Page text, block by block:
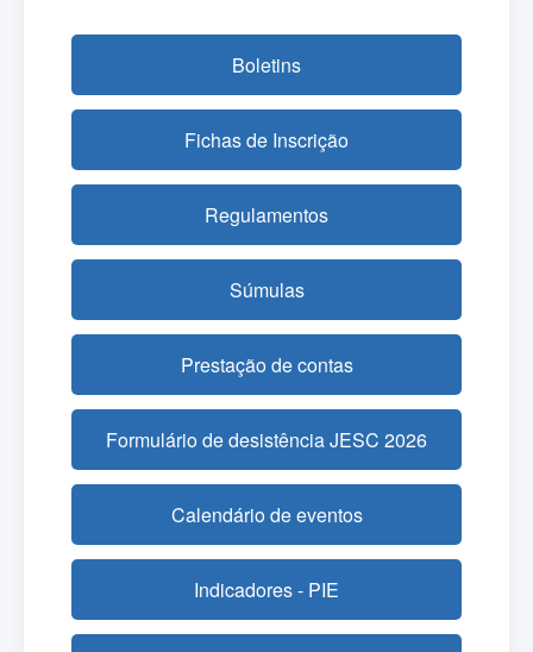
Boletins
Fichas de Inscrição
Regulamentos
Súmulas
Prestação de contas
Formulário de desistência JESC 2026
Calendário de eventos
Indicadores - PIE